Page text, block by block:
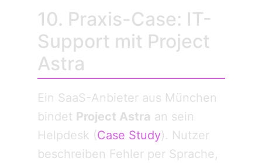
10. Praxis-Case: IT-
Support mit Project
Astra
Ein SaaS-Anbieter aus München
bindet Project Astra an sein
Helpdesk (Case Study). Nutzer
beschreiben Fehler per Sprache,